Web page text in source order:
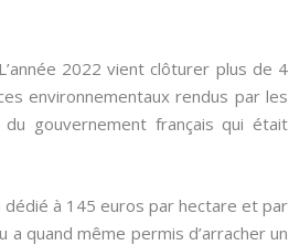
2022 vient clôturer plus de 4
environnementaux rendus par les
gouvernement français qui était
dédié à 145 euros par hectare et par
quand même permis d’arracher un